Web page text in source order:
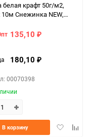
белая крафт 50г/м2,
Снежинка NEW,
135,10 ₽
180,10 ₽
00070398
Добавить
В корзину